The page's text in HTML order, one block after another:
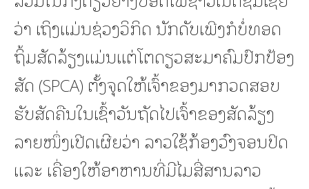
ວ່າ ເຖິງແມ່ນຊ່ວງວິກິດ ນັກດັບເພີງກໍບໍ່ທອດ
ຖິ້ມສັດລ້ຽງແມ່ນແຕ່ໂຕດຽວສະມາຄົມປົກປ້ອງ
ສັດ (SPCA) ຕັ້ງຈຸດໃຫ້ເຈົ້າຂອງມາກວດສອບ
ຮັບສັດຄືນໃນເຊົ້າວັນຖັດໄປເຈົ້າຂອງສັດລ້ຽງ
ລາຍໜຶ່ງເປີດເຜີຍວ່າ ລາວໃຊ້ກ້ອງວົງຈອນປິດ
ແລະ ເຄື່ອງໃຫ້ອາຫານທີ່ມີໄມສື່ສານລາວ